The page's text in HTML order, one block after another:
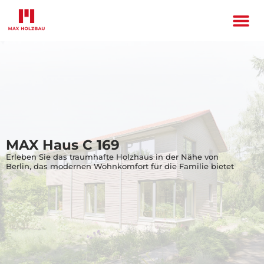
MAX Haus C 169
Erleben Sie das traumhafte Holzhaus in der Nähe von
Berlin, das modernen Wohnkomfort für die Familie bietet